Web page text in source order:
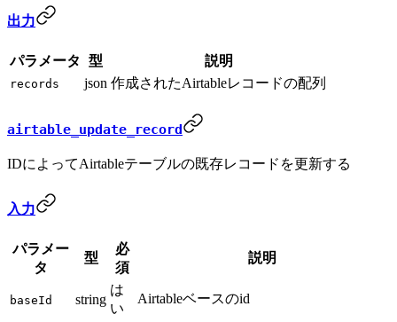
出力
パラメータ 型 説明
records json 作成されたAirtableレコードの配列
airtable_update_record
IDによってAirtableテーブルの既存レコードを更新する
入力
パラメー
タ
型
必
須
説明
baseId string
は
い
Airtableベースのid